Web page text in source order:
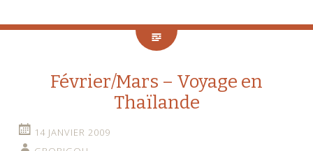
Février/Mars – Voyage en
Thaïlande
14 JANVIER 2009